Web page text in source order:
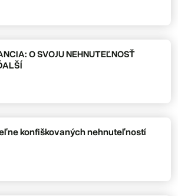
O SVOJU NEHNUTEĽNOSŤ
konfiškovaných nehnuteľností